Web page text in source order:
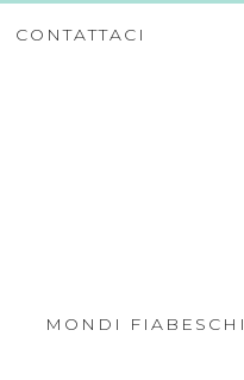
CONTATTACI
MONDI FIABESCHI